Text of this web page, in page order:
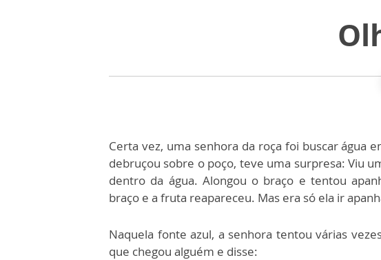
Certa vez, uma senhora da roça foi buscar água
debruçou sobre o poço, teve uma surpresa: Viu
dentro da água. Alongou o braço e tentou
braço e a fruta reapareceu. Mas era só ela ir
Naquela fonte azul, a senhora tentou várias
que chegou alguém e disse: